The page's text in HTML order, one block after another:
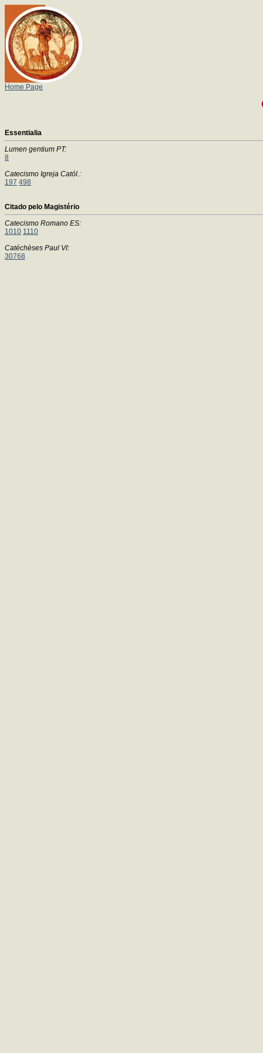
Home Page
Essentialia
Lumen gentium PT:
8
Catecismo Igreja Catól.:
197 498
Citado pelo Magistério
Catecismo Romano ES:
1010 1110
Catéchèses Paul VI:
30768